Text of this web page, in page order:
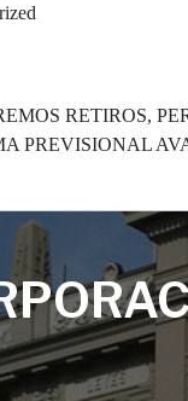
RETIROS,
PREVISIONAL